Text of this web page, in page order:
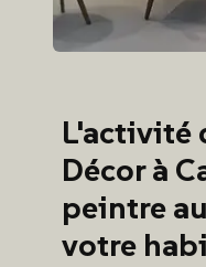
L'activité
Décor à
peintre
votre